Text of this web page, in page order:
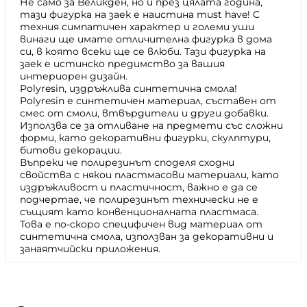
тази фигурка на заек е наистина must have! С
техния симпатичен характер и големи уши
винаги ще имате отличителна фигурка в дома
си, в която всеки ще се влюби. Тази фигурка на
заек е истинско предимство за вашия
интериорен дизайн.
Polyresin, издръжлива синтетична смола!
Polyresin е синтетичен материал, съставен от
смес от смоли, втвърдители и други добавки.
Използва се за отливане на предмети със сложни
форми, като декоративни фигурки, скулптури,
битови декорации.
Въпреки че полирезинът споделя сходни
свойства с някои пластмасови материали, като
издръжливост и пластичност, важно е да се
подчертае, че полирезинът технически не е
същият като конвенционалната пластмаса.
Това е по-скоро специфичен вид материал от
синтетична смола, използван за декоративни и
занаятчийски приложения.